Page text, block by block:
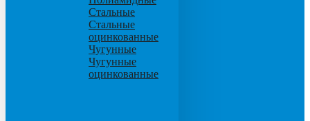
Стальные
Стальные
оцинкованные
Чугунные
Чугунные
оцинкованные